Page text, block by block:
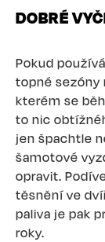
DOBRÉ
Pokud
topné sezóny
kterém se
to nic
jen špachtle
šamotové
opravit.
těsnění ve
paliva je pak
roky.